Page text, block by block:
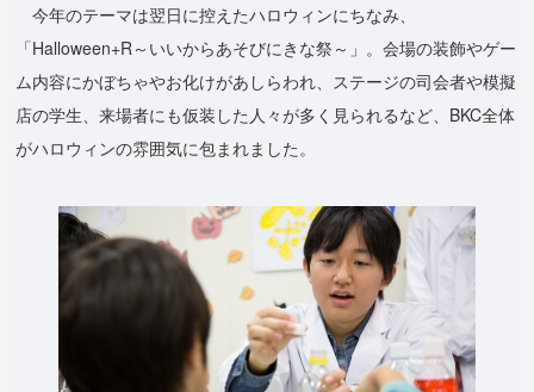
今年のテーマは翌日に控えたハロウィンにちなみ、
「Halloween+R～いいからあそびにきな祭～」。会場の装飾やゲー
ム内容にかぼちゃやお化けがあしらわれ、ステージの司会者や模擬
店の学生、来場者にも仮装した人々が多く見られるなど、BKC全体
がハロウィンの雰囲気に包まれました。